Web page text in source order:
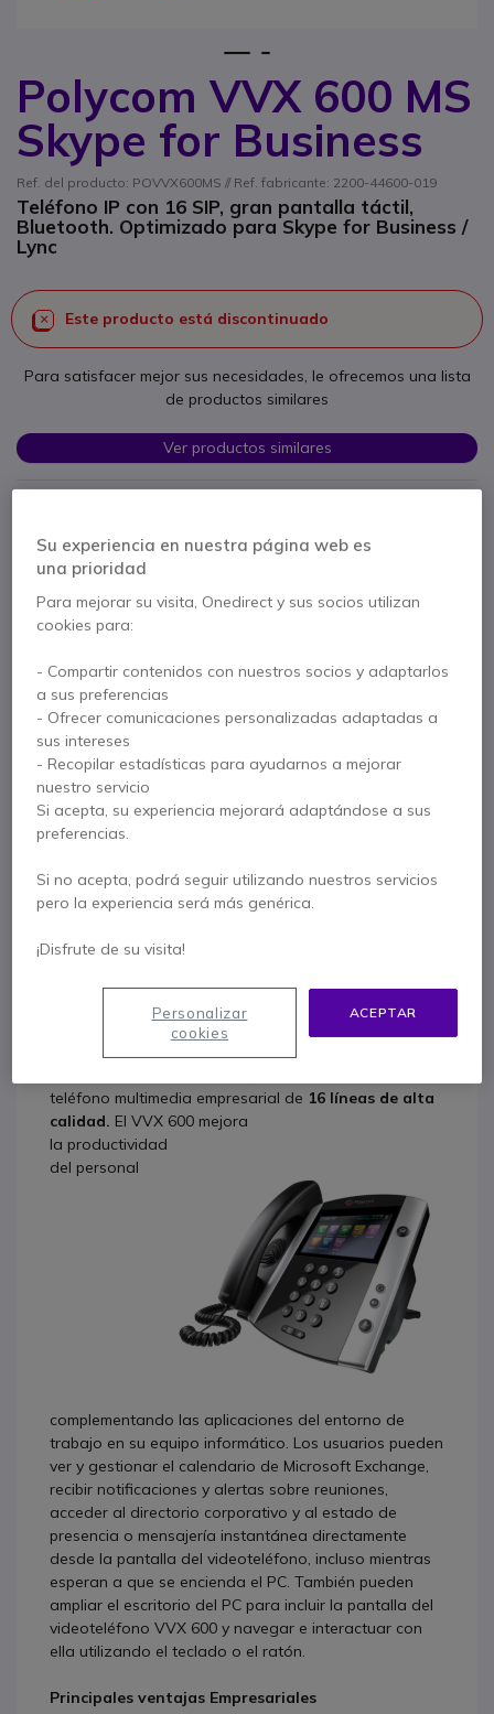
Polycom VVX 600 MS
Skype for Business
Ref. del producto: POVVX600MS // Ref. fabricante: 2200-44600-019
Teléfono IP con 16 SIP, gran pantalla táctil,
Bluetooth. Optimizado para Skype for Business /
Lync
Este producto está discontinuado
Para satisfacer mejor sus necesidades, le ofrecemos una lista
de productos similares
Ver productos similares
900 80 26 26
Saltar al comienzo de la galería de imágenes
Descripción producto
Polycom VVX 600
Es un teléfono IP multimedia
empresarial y ampliable que
proporciona comunicaciones de
gran nitidez, funciones de
mayor productividad del
personal. Esta versión está
optimizada para Skype for
Business / Lync.
teléfono multimedia empresarial de 16 líneas de alta
calidad. El VVX 600 mejora
la productividad
del personal
complementando las aplicaciones del entorno de
trabajo en su equipo informático. Los usuarios pueden
ver y gestionar el calendario de Microsoft Exchange,
recibir notificaciones y alertas sobre reuniones,
acceder al directorio corporativo y al estado de
presencia o mensajería instantánea directamente
desde la pantalla del videoteléfono, incluso mientras
esperan a que se encienda el PC. También pueden
ampliar el escritorio del PC para incluir la pantalla del
videoteléfono VVX 600 y navegar e interactuar con
ella utilizando el teclado o el ratón.
Principales ventajas Empresariales
Su experiencia en nuestra página web es
una prioridad
Para mejorar su visita, Onedirect y sus socios utilizan
cookies para:
- Compartir contenidos con nuestros socios y adaptarlos
a sus preferencias
- Ofrecer comunicaciones personalizadas adaptadas a
sus intereses
- Recopilar estadísticas para ayudarnos a mejorar
nuestro servicio
Si acepta, su experiencia mejorará adaptándose a sus
preferencias.
Si no acepta, podrá seguir utilizando nuestros servicios
pero la experiencia será más genérica.
¡Disfrute de su visita!
ACEPTAR
Personalizar
cookies